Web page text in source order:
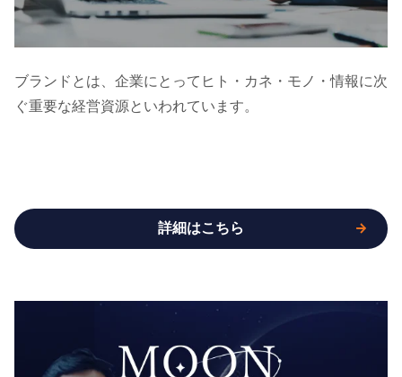
ブランドとは、企業にとってヒト・カネ・モノ・情報に次
ぐ重要な経営資源といわれています。
詳細はこちら